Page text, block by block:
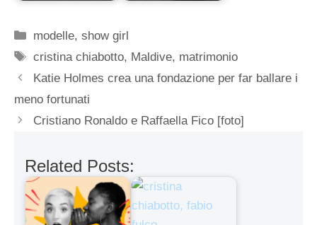
Categorie
modelle,show girl
Tag
cristina chiabotto, Maldive, matrimonio
Katie Holmes crea una fondazione per far ballare i
meno fortunati
Cristiano Ronaldo e Raffaella Fico [foto]
Related Posts: